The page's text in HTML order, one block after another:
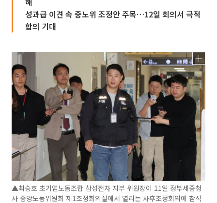
성과급 이견 속 중노위 조정안 주목…12일 회의서 극적
합의 기대
▲최승호 초기업노동조합 삼성전자 지부 위원장이 11일 정부세종청
사 중앙노동위원회 제1조정회의실에서 열리는 사후조정회의에 참석